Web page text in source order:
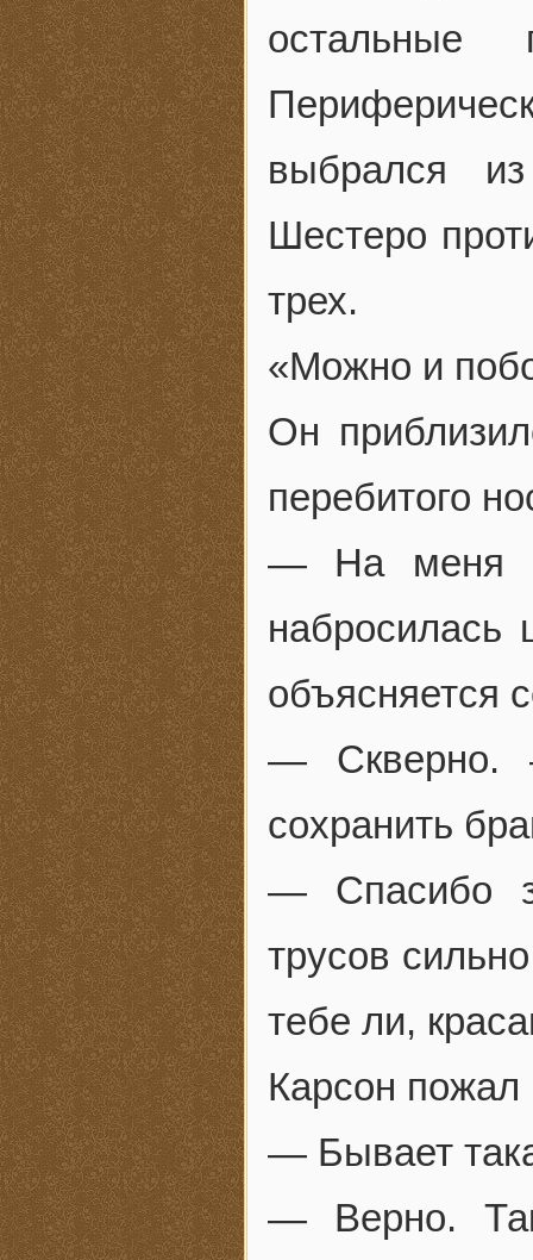
остальные
выбрался
Шестеро
трех.
«Можно и
Он
перебитого
— На меня
набросилась
объясняется
— Скверно.
сохранить
— Спасибо
трусов
тебе ли,
Карсон
— Бывает
— Верно.